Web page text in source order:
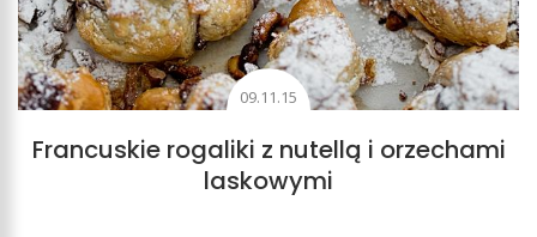
09.11.15
Francuskie rogaliki z nutellą i orzechami
laskowymi